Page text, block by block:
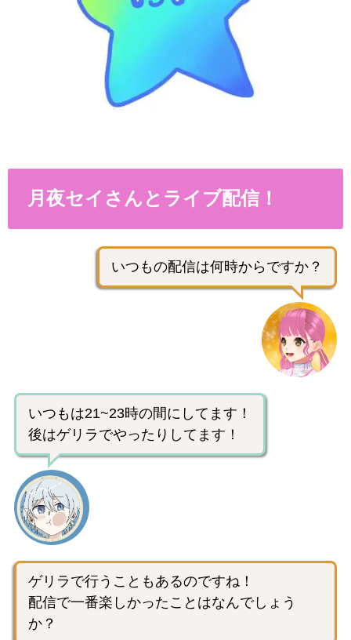
月夜セイさんとライブ配信！
いつもの配信は何時からですか？
いつもは21~23時の間にしてます！
後はゲリラでやったりしてます！
ゲリラで行うこともあるのですね！
配信で一番楽しかったことはなんでしょう
か？